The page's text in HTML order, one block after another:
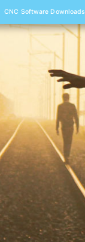
CNC Software Downloads